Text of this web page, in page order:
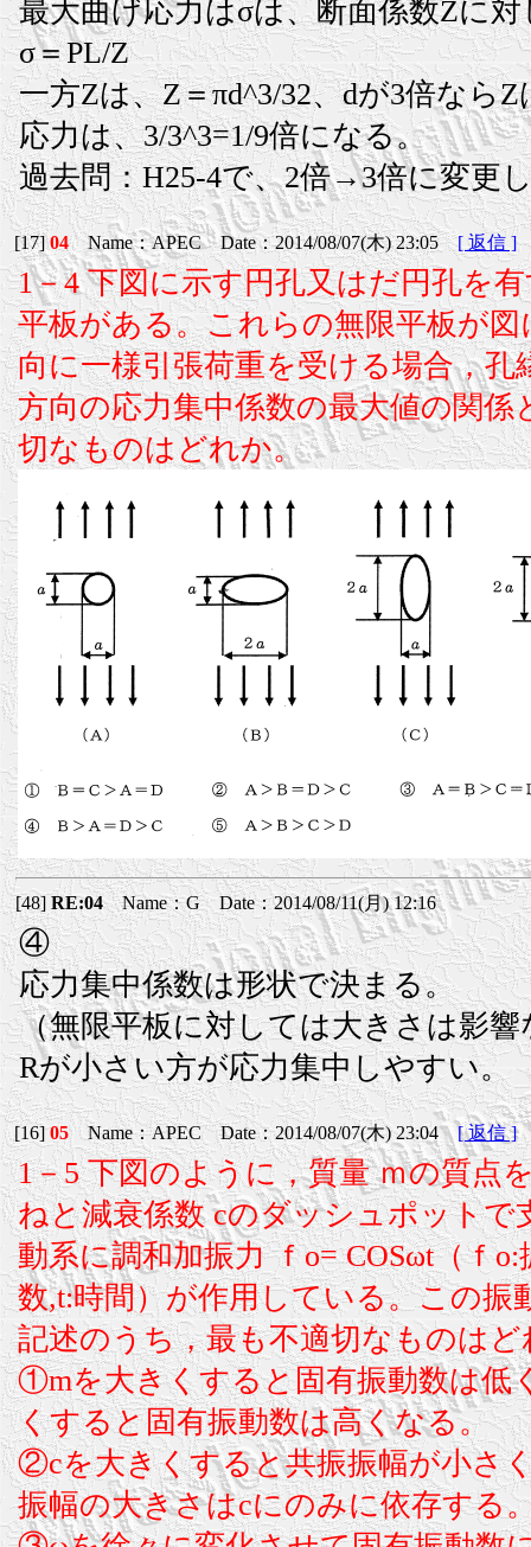
最大曲げ応力はσは、断面係数Zに対
σ＝PL/Z
一方Zは、Z＝πd^3/32、dが3倍ならZ
応力は、3/3^3=1/9倍になる。
過去問：H25-4で、2倍→3倍に変更
[17]04Name：APEC Date：2014/08/07(木) 23:05[ 返信 ]
1－4 下図に示す円孔又はだ円孔を
平板がある。これらの無限平板が
向に一様引張荷重を受ける場合，孔
方向の応力集中係数の最大値の関係
切なものはどれか。
[48] RE:04Name：G Date：2014/08/11(月) 12:16
④
応力集中係数は形状で決まる。
（無限平板に対しては大きさは影響
Rが小さい方が応力集中しやすい。
[16]05Name：APEC Date：2014/08/07(木) 23:04[ 返信 ]
1－5 下図のように，質量 ｍの質点
ねと減衰係数 cのダッシュポットで
動系に調和加振力 ｆo= COSωt（ｆ
数,t:時間）が作用している。この振
記述のうち，最も不適切なものはど
①mを大きくすると固有振動数は低
くすると固有振動数は高くなる。
②cを大きくすると共振振幅が小さ
振幅の大きさはcにのみに依存する